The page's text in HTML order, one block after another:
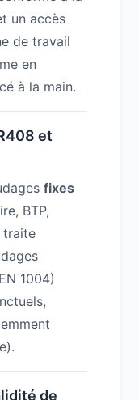
un accès
de travail
en
à la main.
et
fixes
BTP,
traite
1004)
de